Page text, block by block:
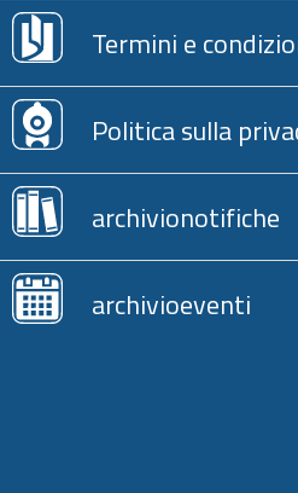
Termini e
Politica sulla
archivionotifiche
archivioeventi